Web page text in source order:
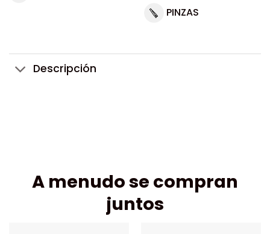
PINZAS
Descripción
A menudo se compran
juntos